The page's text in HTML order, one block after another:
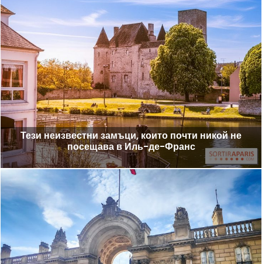
Тези неизвестни замъци, които почти никой не
посещава в Иль-де-Франс